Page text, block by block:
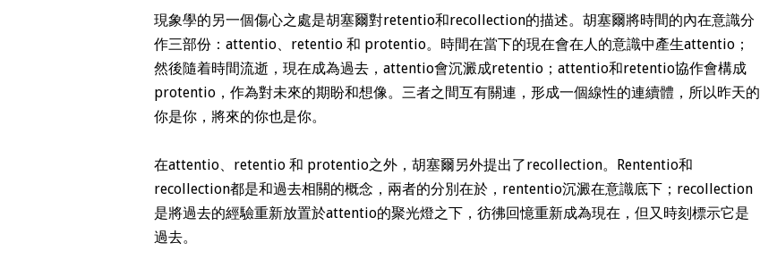
現象學的另一個傷心之處是胡塞爾對retentio和recollection的描述。胡塞爾將時間的內在意識分
作三部份：attentio、 retentio 和 protentio。時間在當下的現在會在人的意識中產生attentio；
然後隨着時間流逝，現在成為過去，attentio會沉澱成retentio；attentio和retentio協作會構成
protentio，作為對未來的期盼和想像。三者之間互有關連，形成一個線性的連續體，所以昨天的
你是你，將來的你也是你。
在attentio、retentio 和 protentio之外，胡塞爾另外提出了recollection。Rententio和
recollection都是和過去相關的概念，兩者的分別在於，rententio沉澱在意識底下；recollection
是將過去的經驗重新放置於attentio的聚光燈之下，彷彿回憶重新成為現在，但又時刻標示它是
過去。